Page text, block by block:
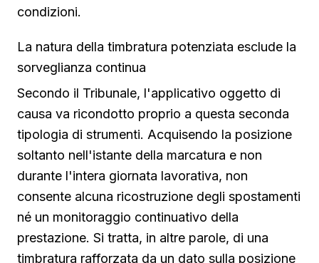
condizioni.
La natura della timbratura potenziata esclude la
sorveglianza continua
Secondo il Tribunale, l'applicativo oggetto di
causa va ricondotto proprio a questa seconda
tipologia di strumenti. Acquisendo la posizione
soltanto nell'istante della marcatura e non
durante l'intera giornata lavorativa, non
consente alcuna ricostruzione degli spostamenti
né un monitoraggio continuativo della
prestazione. Si tratta, in altre parole, di una
timbratura rafforzata da un dato sulla posizione